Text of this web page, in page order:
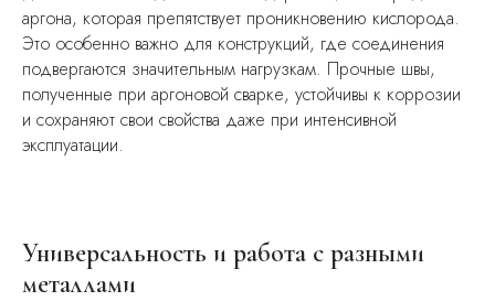
аргона, которая препятствует проникновению кислорода.
Это особенно важно для конструкций, где соединения
подвергаются значительным нагрузкам. Прочные швы,
полученные при аргоновой сварке, устойчивы к коррозии
и сохраняют свои свойства даже при интенсивной
эксплуатации.
Универсальность и работа с разными
металлами